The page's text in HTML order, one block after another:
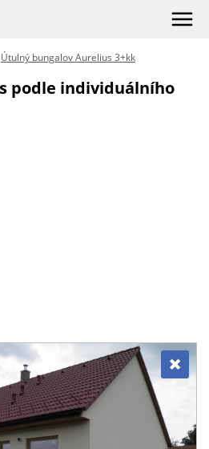
Útulný bungalov Aurelius 3+kk
podle individuálního